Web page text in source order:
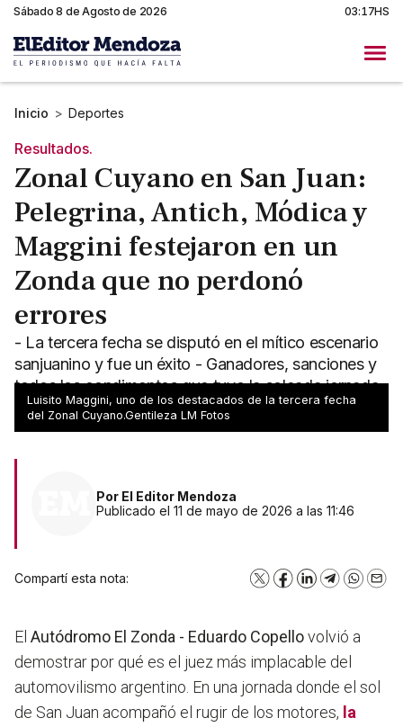
Sábado 8 de Agosto de 2026 03:17HS
Inicio > Deportes
Resultados.
Zonal Cuyano en San Juan:
Pelegrina, Antich, Módica y
Maggini festejaron en un
Zonda que no perdonó
errores
- La tercera fecha se disputó en el mítico escenario
sanjuanino y fue un éxito - Ganadores, sanciones y
todos los condimentos que tuvo la soleada jornada
cuyana
Luisito Maggini, uno de los destacados de la tercera fecha
del Zonal Cuyano.Gentileza LM Fotos
Por El Editor Mendoza
Publicado el 11 de mayo de 2026 a las 11:46
Compartí esta nota: X Facebook
LinkedInTelegram
El Autódromo El Zonda - Eduardo Copellovolvió a
demostrar por qué es el juez más implacable del
automovilismo argentino. En una jornada donde el sol
de San Juan acompañó el rugir de los motores, la